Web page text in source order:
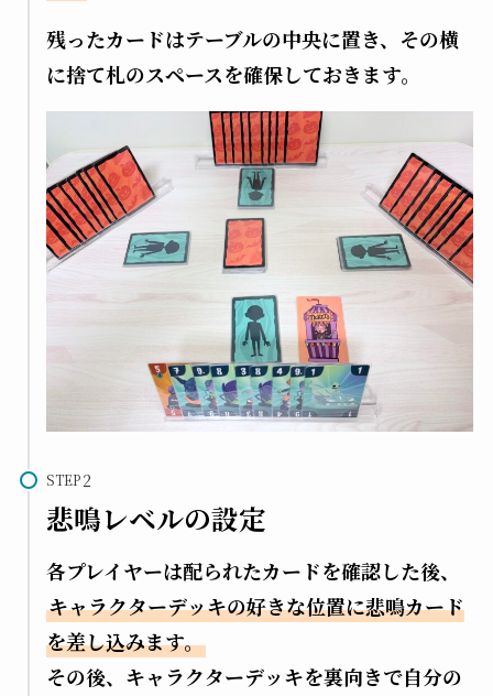
残ったカードはテーブルの中央に置き、その横
に捨て札のスペースを確保しておきます。
STEP
悲鳴レベルの設定
各プレイヤーは配られたカードを確認した後、
キャラクターデッキの好きな位置に悲鳴カード
を差し込みます。
その後、キャラクターデッキを裏向きで自分の